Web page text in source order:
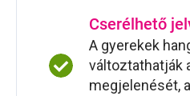
Cserélhető
A gyerekek
változtathatják
megjelenését,